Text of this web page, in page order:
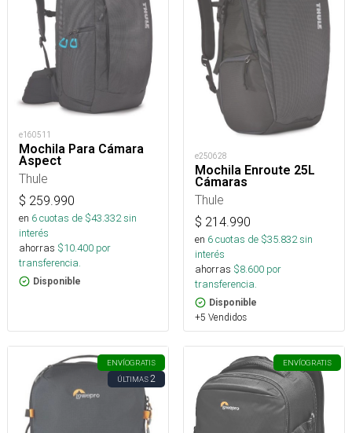
e160511
Mochila Para Cámara
Aspect
Thule
$ 259.990
en 6cuotas de $43.332sin
interés
ahorras $10.400 por
transferencia.
Disponible
e250628
Mochila Enroute 25L
Cámaras
Thule
$ 214.990
en 6cuotas de $35.832sin
interés
ahorras $8.600 por
transferencia.
Disponible
+5 Vendidos
ENVÍOGRATIS
ÚLTIMAS2
ENVÍOGRATIS